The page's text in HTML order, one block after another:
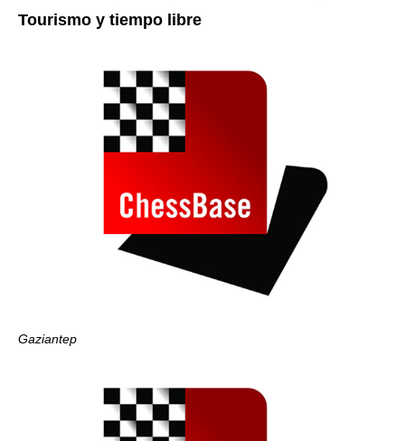
Tourismo y tiempo libre
Gaziantep